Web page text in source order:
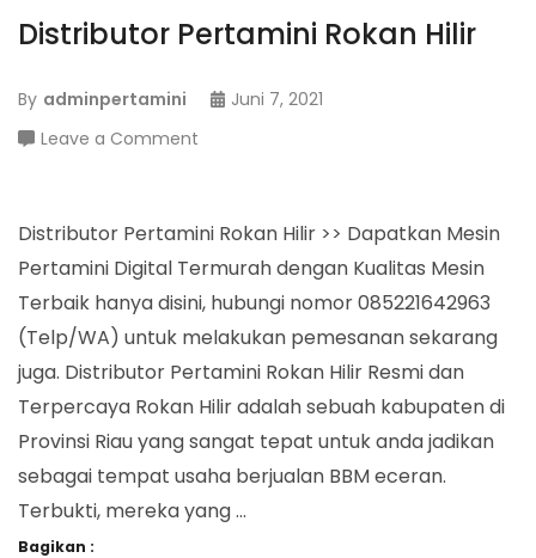
Distributor Pertamini Rokan Hilir
By adminpertamini
Juni 7, 2021
Leave a Comment
Rokan
Hilir
Distributor Pertamini Rokan Hilir >> Dapatkan Mesin
Pertamini Digital Termurah dengan Kualitas Mesin
Terbaik hanya disini, hubungi nomor 085221642963
(Telp/WA) untuk melakukan pemesanan sekarang
juga. Distributor Pertamini Rokan Hilir Resmi dan
Terpercaya Rokan Hilir adalah sebuah kabupaten di
Provinsi Riau yang sangat tepat untuk anda jadikan
sebagai tempat usaha berjualan BBM eceran.
Terbukti, mereka yang …
Bagikan :